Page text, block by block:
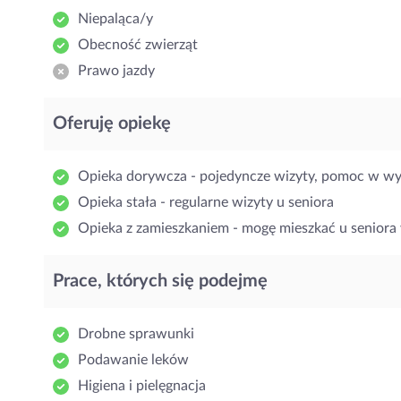
Niepaląca/y
Obecność zwierząt
Prawo jazdy
Oferuję opiekę
Opieka dorywcza - pojedyncze wizyty, pomoc w
Opieka stała - regularne wizyty u seniora
Opieka z zamieszkaniem - mogę mieszkać u
Prace, których się podejmę
Drobne sprawunki
Podawanie leków
Higiena i pielęgnacja